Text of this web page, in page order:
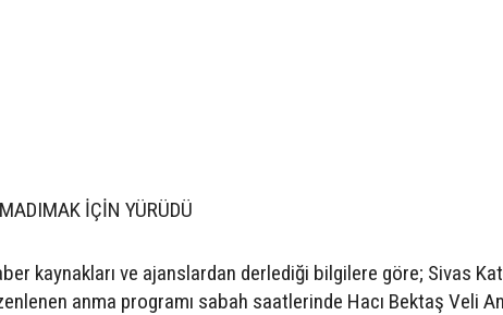
İÇİN YÜRÜDÜ
kaynakları ve ajanslardan derlediği bilgilere göre; Sivas
anma programı sabah saatlerinde Hacı Bektaş Veli